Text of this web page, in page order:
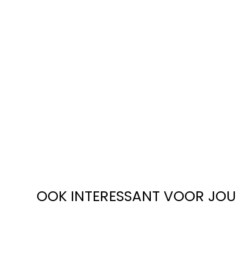
OOK INTERESSANT VOOR JOU